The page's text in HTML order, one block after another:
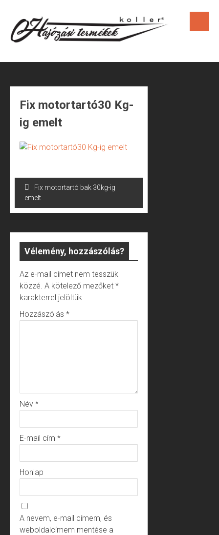
content
Fix motortartó30 Kg-
ig emelt
Bejegyzés
navigáció
Fix motortartó bak 30kg-ig
emelt
Vélemény, hozzászólás?
Az e-mail címet nem tesszük
közzé. A kötelező mezőket *
karakterrel jelöltük
Hozzászólás *
Név *
E-mail cím *
Honlap
A nevem, e-mail címem, és
weboldalcímem mentése a